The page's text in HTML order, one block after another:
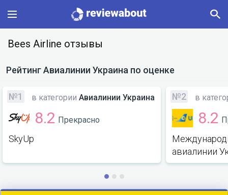
Main
Categories
Change language
Sign In
Bees Airline отзывы
РейтингАвиалинии Украина по оценке
№1 в категории Авиалинии Украина
8.2 Прекрасно
SkyUp
№2 в
8.2
авиалинии